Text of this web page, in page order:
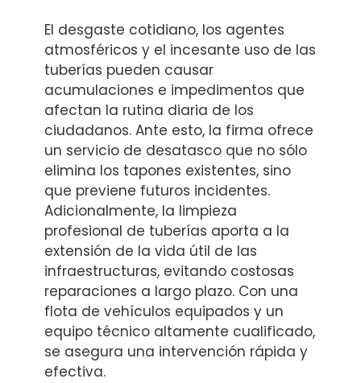
El desgaste cotidiano, los agentes
atmosféricos y el incesante uso de las
tuberías pueden causar
acumulaciones e impedimentos que
afectan la rutina diaria de los
ciudadanos. Ante esto, la firma ofrece
un servicio de desatasco que no sólo
elimina los tapones existentes, sino
que previene futuros incidentes.
Adicionalmente, la limpieza
profesional de tuberías aporta a la
extensión de la vida útil de las
infraestructuras, evitando costosas
reparaciones a largo plazo. Con una
flota de vehículos equipados y un
equipo técnico altamente cualificado,
se asegura una intervención rápida y
efectiva.